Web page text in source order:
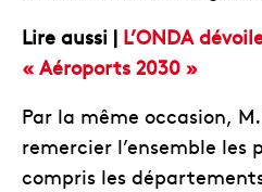
Lire aussi | L’ONDA
« Aéroports 2030 »
Par la même occasion,
remercier l’ensemble
compris les